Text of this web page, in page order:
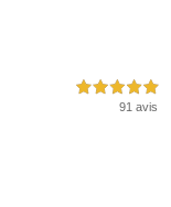
5,0 étoiles sur 5
91 avis